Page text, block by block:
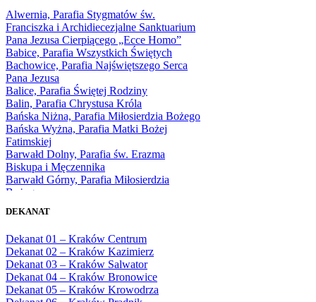
1968
1969
1970
1971
1972
1973
1974
1975
1976
1977
1978
1979
1980
1981
1983
1985
1986
1987
1988
1989
1990
Alwernia, Parafia Stygmatów św.
Franciszka i Archidiecezjalne Sanktuarium
Pana Jezusa Cierpiącego „Ecce Homo”
Babice, Parafia Wszystkich Świętych
Bachowice, Parafia Najświętszego Serca
Pana Jezusa
Balice, Parafia Świętej Rodziny
Balin, Parafia Chrystusa Króla
Bańska Niżna, Parafia Miłosierdzia Bożego
Bańska Wyżna, Parafia Matki Bożej
Fatimskiej
Barwałd Dolny, Parafia św. Erazma
Biskupa i Męczennika
Barwałd Górny, Parafia Miłosierdzia
Bożego
Bęczarka, Parafia Matki Boskiej
Będkowice, Parafia Najświętszej Maryi
Panny Królowej
Białka Górna, Parafia Matki Bożej
Królowej Rodzin
Białka Tatrzańska, Parafia Świętych
DEKANAT
Dekanat 01 – Kraków Centrum
Dekanat 02 – Kraków Kazimierz
Dekanat 03 – Kraków Salwator
Dekanat 04 – Kraków Bronowice
Dekanat 05 – Kraków Krowodrza